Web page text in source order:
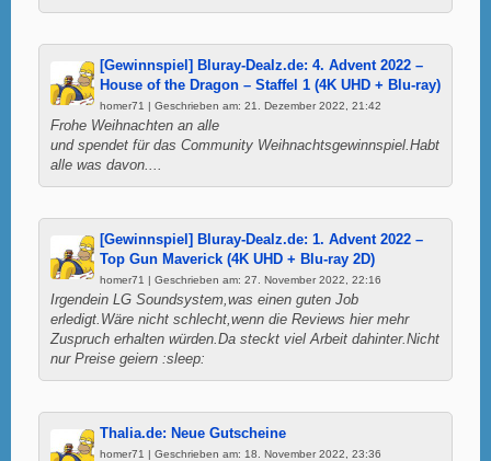
[Gewinnspiel] Bluray-Dealz.de: 4. Advent 2022 –
House of the Dragon – Staffel 1 (4K UHD + Blu-ray)
homer71 | Geschrieben am: 21. Dezember 2022, 21:42
Frohe Weihnachten an alle
und spendet für das Community Weihnachtsgewinnspiel.Habt
alle was davon....
[Gewinnspiel] Bluray-Dealz.de: 1. Advent 2022 –
Top Gun Maverick (4K UHD + Blu-ray 2D)
homer71 | Geschrieben am: 27. November 2022, 22:16
Irgendein LG Soundsystem,was einen guten Job
erledigt.Wäre nicht schlecht,wenn die Reviews hier mehr
Zuspruch erhalten würden.Da steckt viel Arbeit dahinter.Nicht
nur Preise geiern :sleep:
Thalia.de: Neue Gutscheine
homer71 | Geschrieben am: 18. November 2022, 23:36